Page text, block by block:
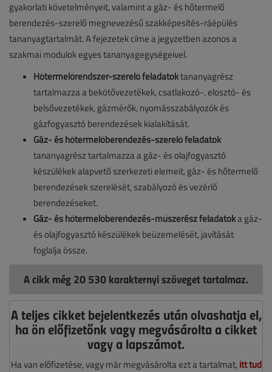
gyakorlati követelményeit, valamint a gáz- és hőtermelő
berendezés-szerelő megnevezésű szakképesítés-ráépülés
tananyagtartalmát. A fejezetek címe a jegyzetben azonos a
szakmai modulok egyes tananyagegységeivel.
Hőtermelőrendszer-szerelő feladatoktananyagrész
tartalmazza a bekötővezetékek, csatlakozó-, elosztó- és
belsővezetékek, gázmérők, nyomásszabályozók és
gázfogyasztó berendezések kialakítását.
Gáz- és hőtermelőberendezés-szerelő feladatok
tananyagrész tartalmazza a gáz- és olajfogyasztó
készülékek alapvető szerkezeti elemeit, gáz- és hőtermelő
berendezések szerelését, szabályozó és vezérlő
berendezéseket.
Gáz- és hőtermelőberendezés-műszerész feladatoka gáz-
és olajfogyasztó készülékek beüzemelését, javítását
foglalja össze.
A cikk még 20 530 karakternyi szöveget tartalmaz.
A teljes cikket bejelentkezés után olvashatja el,
ha ön előfizetőnk vagy megvásárolta a cikket
vagy a lapszámot.
Ha van előfizetése, vagy már megvásárolta ezt a tartalmat, itt tud